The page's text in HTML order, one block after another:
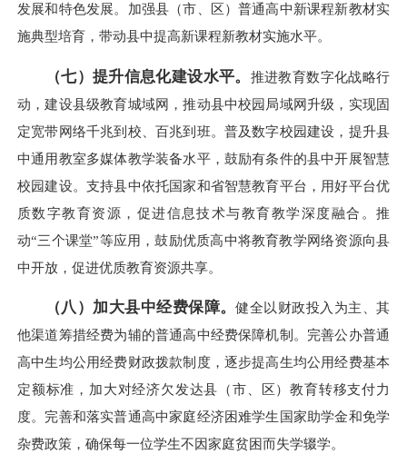
发展和特色发展。加强县（市、区）普通高中新课程新教材实
施典型培育，带动县中提高新课程新教材实施水平。
（七）提升信息化建设水平。 推进教育数字化战略行
动，建设县级教育城域网，推动县中校园局域网升级，实现固
定宽带网络千兆到校、百兆到班。普及数字校园建设，提升县
中通用教室多媒体教学装备水平，鼓励有条件的县中开展智慧
校园建设。支持县中依托国家和省智慧教育平台，用好平台优
质数字教育资源，促进信息技术与教育教学深度融合。推
动“三个课堂”等应用，鼓励优质高中将教育教学网络资源向县
中开放，促进优质教育资源共享。
（八）加大县中经费保障。健全以财政投入为主、其
他渠道筹措经费为辅的普通高中经费保障机制。完善公办普通
高中生均公用经费财政拨款制度，逐步提高生均公用经费基本
定额标准，加大对经济欠发达县（市、区）教育转移支付力
度。完善和落实普通高中家庭经济困难学生国家助学金和免学
杂费政策，确保每一位学生不因家庭贫困而失学辍学。